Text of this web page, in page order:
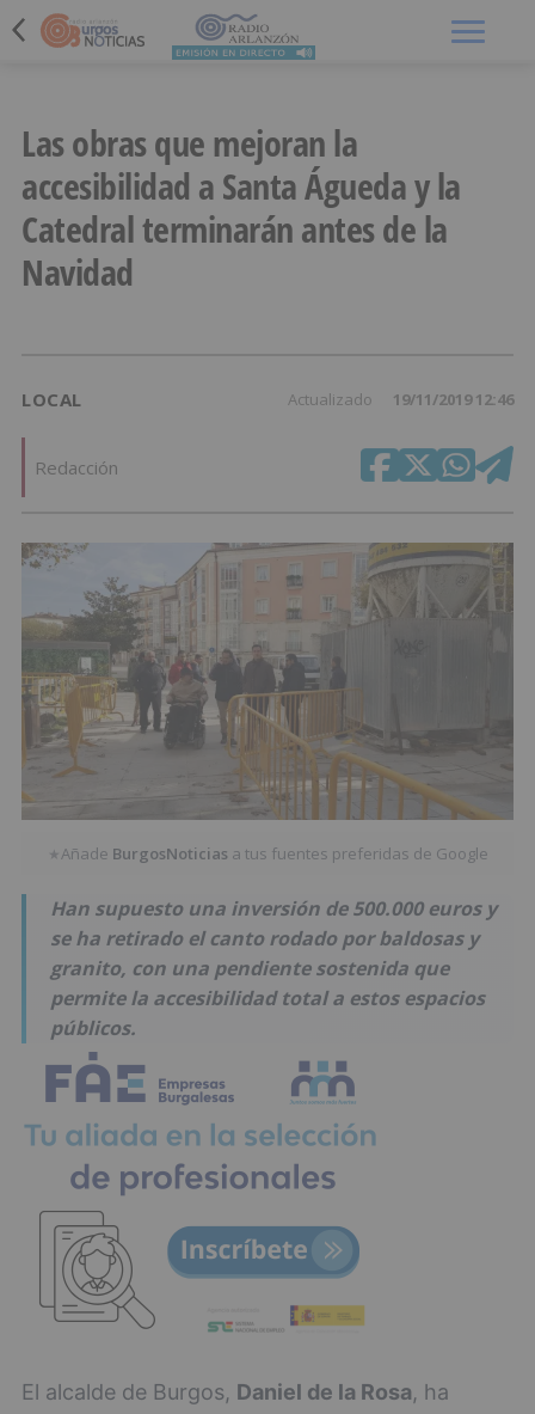
Las obras que mejoran la
accesibilidad a Santa Águeda y la
Catedral terminarán antes de la
Navidad
LOCAL Actualizado 19/11/2019 12:46
Redacción
★Añade BurgosNoticias a tus fuentes preferidas de Google
Han supuesto una inversión de 500.000 euros y
se ha retirado el canto rodado por baldosas y
granito, con una pendiente sostenida que
permite la accesibilidad total a estos espacios
públicos.
El alcalde de Burgos, Daniel de la Rosa, ha